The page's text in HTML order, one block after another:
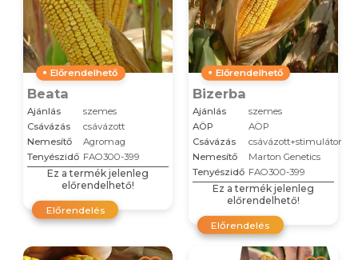
Előrendelhető
Beata
Ajánlás
szemes
Csávázás
csávázott
Nemesítő
Agromag
Tenyészidő FAO300-399
Ez a termék jelenleg
előrendelhető!
Előrendelés
Előrendelhető
Bizerba
Ajánlás
szemes
AÖP
AÖP
Csávázás
csávázott+stimulátor
Nemesítő
Marton Genetics
Tenyészidő FAO300-399
Ez a termék jelenleg
előrendelhető!
Előrendelés